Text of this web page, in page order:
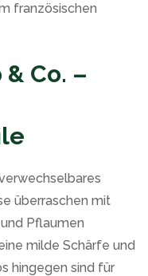
französischen
Co. –
überraschen mit
Pflaumen
milde Schärfe und
hingegen sind für